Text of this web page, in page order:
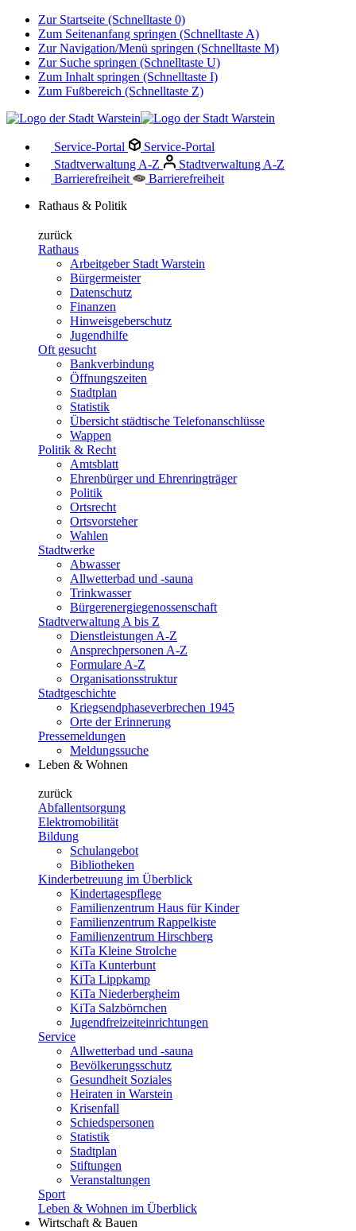
Zur Startseite (Schnelltaste 0)
Zum Seitenanfang springen (Schnelltaste A)
Zur Navigation/Menü springen (Schnelltaste M)
Zur Suche springen (Schnelltaste U)
Zum Inhalt springen (Schnelltaste I)
Zum Fußbereich (Schnelltaste Z)
Service-Portal
Service-Portal
Stadtverwaltung A-Z
Stadtverwaltung A-Z
Barrierefreiheit
Barrierefreiheit
Rathaus & Politik
zurück
Rathaus
Arbeitgeber Stadt Warstein
Bürgermeister
Datenschutz
Finanzen
Hinweisgeberschutz
Jugendhilfe
Oft gesucht
Bankverbindung
Öffnungszeiten
Stadtplan
Statistik
Übersicht städtische Telefonanschlüsse
Wappen
Politik & Recht
Amtsblatt
Ehrenbürger und Ehrenringträger
Politik
Ortsrecht
Ortsvorsteher
Wahlen
Stadtwerke
Abwasser
Allwetterbad und -sauna
Trinkwasser
Bürgerenergiegenossenschaft
Stadtverwaltung A bis Z
Dienstleistungen A-Z
Ansprechpersonen A-Z
Formulare A-Z
Organisationsstruktur
Stadtgeschichte
Kriegsendphaseverbrechen 1945
Orte der Erinnerung
Pressemeldungen
Meldungssuche
Leben & Wohnen
zurück
Abfallentsorgung
Elektromobilität
Bildung
Schulangebot
Bibliotheken
Kinderbetreuung im Überblick
Kindertagespflege
Familienzentrum Haus für Kinder
Familienzentrum Rappelkiste
Familienzentrum Hirschberg
KiTa Kleine Strolche
KiTa Kunterbunt
KiTa Lippkamp
KiTa Niederbergheim
KiTa Salzbörnchen
Jugendfreizeiteinrichtungen
Service
Allwetterbad und -sauna
Bevölkerungsschutz
Gesundheit Soziales
Heiraten in Warstein
Krisenfall
Schiedspersonen
Statistik
Stadtplan
Stiftungen
Veranstaltungen
Sport
Leben & Wohnen im Überblick
Wirtschaft & Bauen